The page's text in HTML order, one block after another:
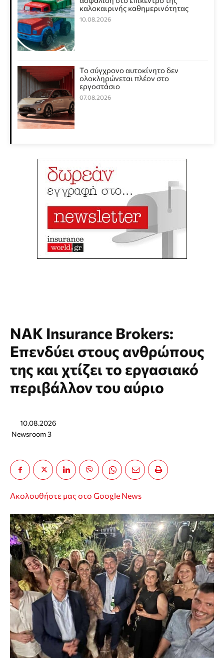
καλοκαιρινής καθημερινότητας
10.08.2026
Το σύγχρονο αυτοκίνητο δεν
ολοκληρώνεται πλέον στο
εργοστάσιο
07.08.2026